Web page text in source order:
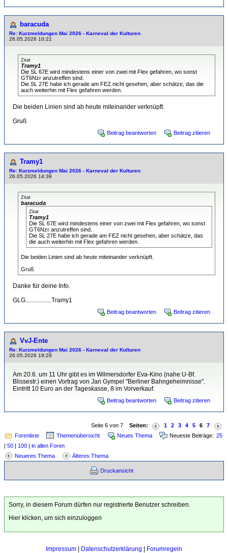
baracuda
Re: Kurzmeldungen Mai 2026 - Karneval der Kulturen
26.05.2026 10:21
Zitat
Tramy1
Die SL 67E wird mindestens einer von zwei mit Flex gefahren, wo sonst
GT6Nzr anzutreffen sind.
Die SL 27E habe ich gerade am FEZ nicht gesehen, aber schätze, das die
auch weiterhin mit Flex gefahren werden.
Die beiden Linien sind ab heute miteinander verknüpft.
Gruß
Beitrag beantworten Beitrag zitieren
Tramy1
Re: Kurzmeldungen Mai 2026 - Karneval der Kulturen
26.05.2026 14:39
Zitat
baracuda
Zitat
Tramy1
Die SL 67E wird mindestens einer von zwei mit Flex gefahren, wo sonst
GT6Nzr anzutreffen sind.
Die SL 27E habe ich gerade am FEZ nicht gesehen, aber schätze, das
die auch weiterhin mit Flex gefahren werden.
Die beiden Linien sind ab heute miteinander verknüpft.
Gruß
Danke für deine Info.
GLG.................Tramy1
Beitrag beantworten Beitrag zitieren
VvJ-Ente
Re: Kurzmeldungen Mai 2026 - Karneval der Kulturen
26.05.2026 19:28
Am 20.6. um 11 Uhr gibt es im Wilmersdorfer Eva-Kino (nahe U-Bf.
Blissestr.) einen Vortrag von Jan Gympel "Berliner Bahngeheimnisse".
Eintritt 10 Euro an der Tageskasse, 8 im Vorverkauf.
Beitrag beantworten Beitrag zitieren
Seite 6 von 7 Seiten: 1 2 3 4 5 6
7
Forenliste
Themenübersicht Neues Thema Neueste Beiträge: 25
| 50 | 100 | in allen Foren
Neueres Thema
Älteres Thema
Druckansicht
Sorry, in diesem Forum dürfen nur registrierte Benutzer schreiben.
Hier klicken, um sich einzuloggen
Impressum Datenschutzerklärung Forumregeln